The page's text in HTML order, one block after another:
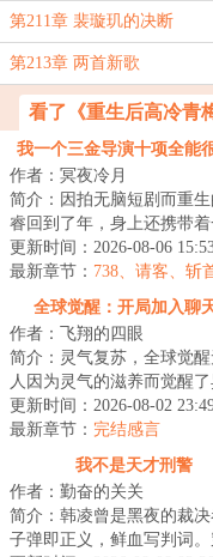
第211章 裴璇玑的决断
第213章 两首新歌
看了《重生后高冷青
我一个三金导演十项全能
作者：冥夜冷月
简介：因拍无脑短剧而重生
睿回到了年，身上还携带着
【十项全能大导演】系统
标：走上人生巅峰...
更新时间：2026-08-06
最新章节： 738、请客、斩
下当狗！对齐颗粒度？红星
严苛规章制度……
全球觉醒：开局加入聊
作者：飞翔的四眼
简介：灵气复苏，全球觉醒
人因为灵气的滋养而觉醒
能。有趣的是多数人都以为
才是唯一觉醒了异...
更新时间：2026-08-02
最新章节： 完结感言
我不是天才刑警
作者：勤奋的关关
简介：韩凌曾是黑夜的裁决
子弹即正义，鲜血写判词。